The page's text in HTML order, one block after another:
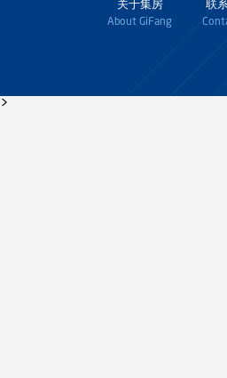
关于集房
About GiFang
联
>